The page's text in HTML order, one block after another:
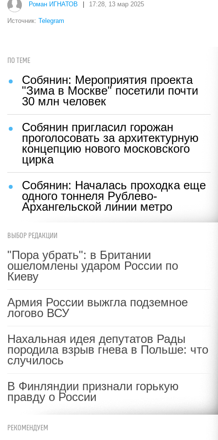
Роман ИГНАТОВ 17:28, 13 мар 2025
Источник: Telegram
ПО ТЕМЕ
Собянин: Мероприятия проекта
"Зима в Москве" посетили почти
30 млн человек
Собянин пригласил горожан
проголосовать за архитектурную
концепцию нового московского
цирка
Собянин: Началась проходка еще
одного тоннеля Рублево-
Архангельской линии метро
ВЫБОР РЕДАКЦИИ
"Пора убрать": в Британии
ошеломлены ударом России по
Киеву
Армия России выжгла подземное
логово ВСУ
Нахальная идея депутатов Рады
породила взрыв гнева в Польше: что
случилось
В Финляндии признали горькую
правду о России
РЕКОМЕНДУЕМ